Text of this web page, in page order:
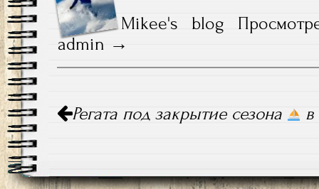
Mikee's blog
admin
поРегата под закрытие сезона в